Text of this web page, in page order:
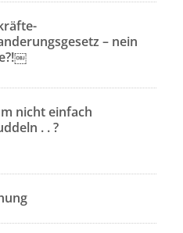
– nein
nicht einfach
. . ?